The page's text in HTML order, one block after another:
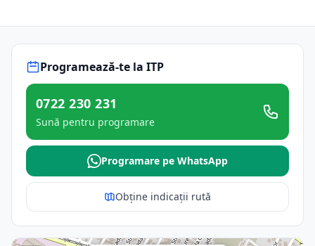
Programează-te la ITP
0722 230 231
Sună pentru programare
Programare pe WhatsApp
Obține indicații rută